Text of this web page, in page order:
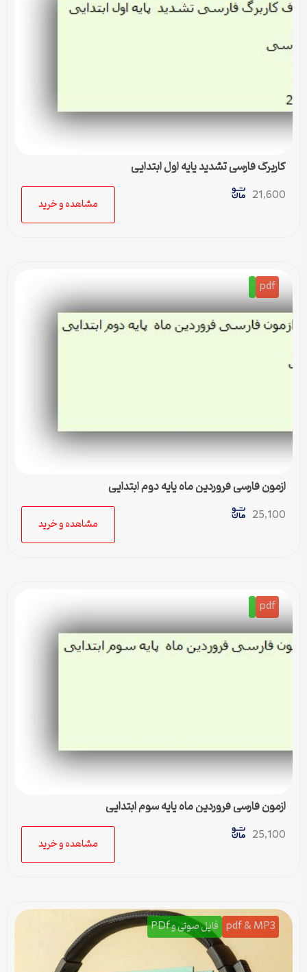
کاربرگ فارسی تشدید پایه اول ابتدایی
21,600
مشاهده و خرید
pdf
ازمون فارسی فروردین ماه پایه دوم ابتدایی
25,100
مشاهده و خرید
pdf
ازمون فارسی فروردین ماه پایه سوم ابتدایی
25,100
مشاهده و خرید
pdf & MP3 فایل صوتی و PDf